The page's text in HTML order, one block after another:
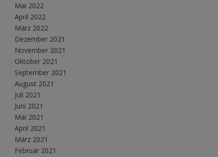
Mai 2022
April 2022
März 2022
Dezember 2021
November 2021
Oktober 2021
September 2021
August 2021
Juli 2021
Juni 2021
Mai 2021
April 2021
März 2021
Februar 2021